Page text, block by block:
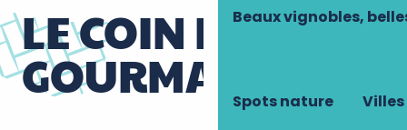
Beaux vignobles,
Spots nature
LE COIN DES
GOURMANDS